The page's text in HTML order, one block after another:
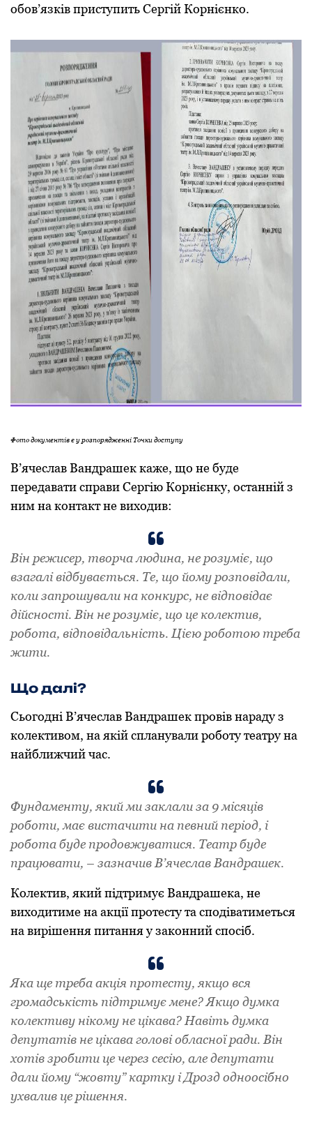
обов’язків приступить Сергій Корнієнко.
Фото документів є у розпорядженні Точки доступу
В’ячеслав Вандрашек каже, що не буде
передавати справи Сергію Корнієнку, останній з
ним на контакт не виходив:
Він режисер, творча людина, не розуміє, що
взагалі відбувається. Те, що йому розповідали,
коли запрошували на конкурс, не відповідає
дійсності. Він не розуміє, що це колектив,
робота, відповідальність. Цією роботою треба
жити.
Що далі?
Сьогодні В’ячеслав Вандрашек провів нараду з
колективом, на якій спланували роботу театру на
найближчий час.
Фундаменту, який ми заклали за 9 місяців
роботи, має вистачити на певний період, і
робота буде продовжуватися. Театр буде
працювати, – зазначив В’ячеслав Вандрашек.
Колектив, який підтримує Вандрашека, не
виходитиме на акції протесту та сподіватиметься
на вирішення питання у законний спосіб.
Яка ще треба акція протесту, якщо вся
громадськість підтримує мене? Якщо думка
колективу нікому не цікава? Навіть думка
депутатів не цікава голові обласної ради. Він
хотів зробити це через сесію, але депутати
дали йому “жовту” картку і Дрозд одноосібно
ухвалив це рішення.